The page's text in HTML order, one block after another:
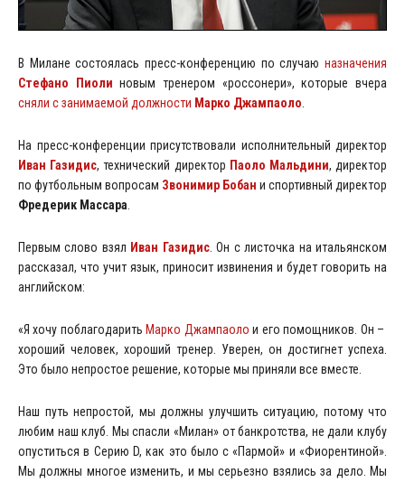
В Милане состоялась пресс-конференцию по случаю назначения
Стефано
Пиоли новым тренером «россонери», которые вчера
сняли с занимаемой должности Марко Джампаоло
На пресс-конференции присутствовали исполнительный директор
Иван Газидис, технический директор Паоло Мальдини, директор
по футбольным вопросам Звонимир Бобан и спортивный директор
Фредерик Массара
Первым слово взял Иван Газидис. Он с листочка на итальянском
рассказал, что учит язык, приносит извинения и будет говорить на
английском:
«Я хочу поблагодарить Марко Джампаоло и его помощников. Он –
хороший человек, хороший тренер. Уверен, он достигнет успеха.
Это было непростое решение, которые мы приняли все вместе.
Наш путь непростой, мы должны улучшить ситуацию, потому что
любим наш клуб. Мы спасли «Милан» от банкротства, не дали клубу
опуститься в Серию D, как это было с «Пармой» и «Фиорентиной».
Мы должны многое изменить, и мы серьезно взялись за дело. Мы